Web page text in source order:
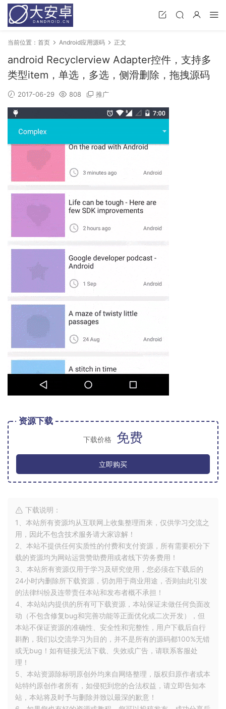
当前位置： 首页 Android应用源码 正文
android Recyclerview Adapter控件，支持多
类型item，单选，多选，侧滑删除，拖拽源码
2017-06-29 808 推广
资源下载
下载价格 免费
立即购买
下载说明：
1、本站所有资源均从互联网上收集整理而来，仅供学习交流之
用，因此不包含技术服务请大家谅解！
2、本站不提供任何实质性的付费和支付资源，所有需要积分下
载的资源均为网站运营赞助费用或者线下劳务费用！
3、本站所有资源仅用于学习及研究使用，您必须在下载后的
24小时内删除所下载资源，切勿用于商业用途，否则由此引发
的法律纠纷及连带责任本站和发布者概不承担！
4、本站站内提供的所有可下载资源，本站保证未做任何负面改
动（不包含修复bug和完善功能等正面优化或二次开发），但
本站不保证资源的准确性、安全性和完整性，用户下载后自行
斟酌，我们以交流学习为目的，并不是所有的源码都100%无错
或无bug！如有链接无法下载、失效或广告，请联系客服处
理！
5、本站资源除标明原创外均来自网络整理，版权归原作者或本
站特约原创作者所有，如侵犯到您的合法权益，请立即告知本
站，本站将及时予与删除并致以最深的歉意！